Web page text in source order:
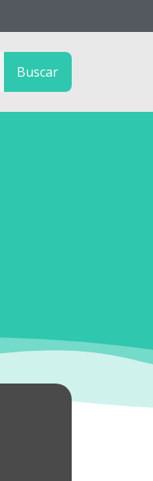
Buscar